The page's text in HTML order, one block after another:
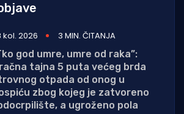
kol. 2026
3 MIN. ČITANJA
god umre, umre od raka”:
tajna 5 puta većeg brda
otpada od onog u
zbog kojeg je zatvoreno
a ugroženo pola